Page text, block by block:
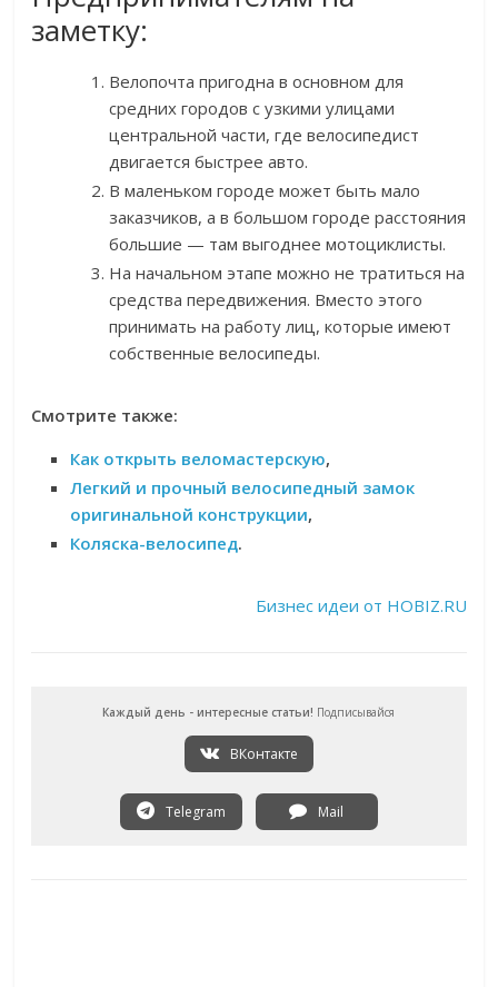
заметку:
Велопочта пригодна в основном для
средних городов с узкими улицами
центральной части, где велосипедист
двигается быстрее авто.
В маленьком городе может быть мало
заказчиков, а в большом городе расстояния
большие — там выгоднее мотоциклисты.
На начальном этапе можно не тратиться на
средства передвижения. Вместо этого
принимать на работу лиц, которые имеют
собственные велосипеды.
Смотрите также:
Как открыть веломастерскую,
Легкий и прочный велосипедный замок
оригинальной конструкции,
Коляска-велосипед.
Бизнес идеи от HOBIZ.RU
Каждый день - интересные статьи! Подписывайся
ВКонтакте
Telegram Mail